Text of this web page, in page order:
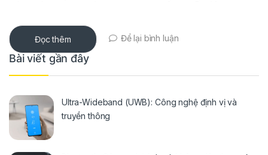
Đọc thêm Để lại bình luận
Bài viết gần đây
Ultra-Wideband (UWB): Công nghệ định vị và
truyền thông